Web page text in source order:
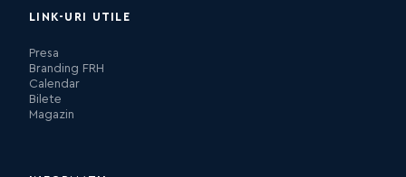
LINK-URI UTILE
Presa
Branding FRH
Calendar
Bilete
Magazin